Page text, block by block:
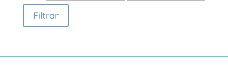
mínimo
Filtrar